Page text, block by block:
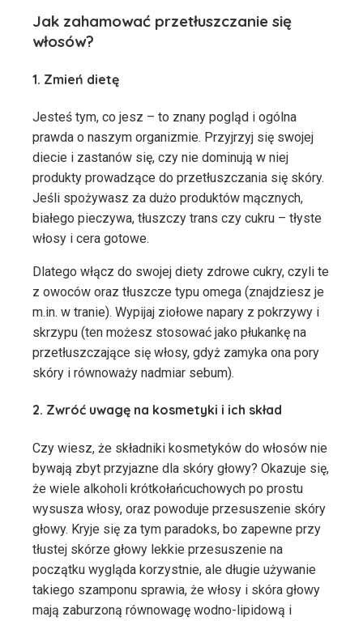
Jak zahamować przetłuszczanie się
włosów?
1. Zmień dietę
Jesteś tym, co jesz – to znany pogląd i ogólna
prawda o naszym organizmie. Przyjrzyj się swojej
diecie i zastanów się, czy nie dominują w niej
produkty prowadzące do przetłuszczania się skóry.
Jeśli spożywasz za dużo produktów mącznych,
białego pieczywa, tłuszczy trans czy cukru – tłyste
włosy i cera gotowe.
Dlatego włącz do swojej diety zdrowe cukry, czyli te
z owoców oraz tłuszcze typu omega (znajdziesz je
m.in. w tranie). Wypijaj ziołowe napary z pokrzywy i
skrzypu (ten możesz stosować jako płukankę na
przetłuszczające się włosy, gdyż zamyka ona pory
skóry i równoważy nadmiar sebum).
2. Zwróć uwagę na kosmetyki i ich skład
Czy wiesz, że składniki kosmetyków do włosów nie
bywają zbyt przyjazne dla skóry głowy? Okazuje się,
że wiele alkoholi krótkołańcuchowych po prostu
wysusza włosy, oraz powoduje przesuszenie skóry
głowy. Kryje się za tym paradoks, bo zapewne przy
tłustej skórze głowy lekkie przesuszenie na
początku wygląda korzystnie, ale długie używanie
takiego szamponu sprawia, że włosy i skóra głowy
mają zaburzoną równowagę wodno-lipidową i